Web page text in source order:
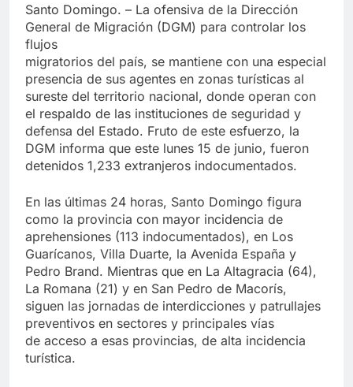
Santo Domingo. – La ofensiva de la Dirección
General de Migración (DGM) para controlar los
flujos
migratorios del país, se mantiene con una especial
presencia de sus agentes en zonas turísticas al
sureste del territorio nacional, donde operan con
el respaldo de las instituciones de seguridad y
defensa del Estado. Fruto de este esfuerzo, la
DGM informa que este lunes 15 de junio, fueron
detenidos 1,233 extranjeros indocumentados.
En las últimas 24 horas, Santo Domingo figura
como la provincia con mayor incidencia de
aprehensiones (113 indocumentados), en Los
Guarícanos, Villa Duarte, la Avenida España y
Pedro Brand. Mientras que en La Altagracia (64),
La Romana (21) y en San Pedro de Macorís,
siguen las jornadas de interdicciones y patrullajes
preventivos en sectores y principales vías
de acceso a esas provincias, de alta incidencia
turística.